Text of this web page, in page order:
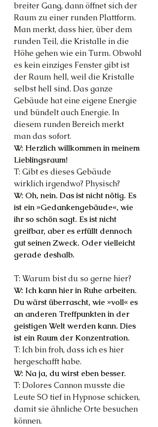
breiter Gang, dann öffnet sich der
Raum zu einer runden Plattform.
Man merkt, dass hier, über dem
runden Teil, die Kristalle in die
Höhe gehen wie ein Turm. Obwohl
es kein einziges Fenster gibt ist
der Raum hell, weil die Kristalle
selbst hell sind. Das ganze
Gebäude hat eine eigene Energie
und bündelt auch Energie. In
diesem runden Bereich merkt
man das sofort.
W: Herzlich willkommen in meinem
Lieblingsraum!
T: Gibt es dieses Gebäude
wirklich irgendwo? Physisch?
W: Oh, nein. Das ist nicht nötig. Es
ist ein »Gedankengebäude«, wie
ihr so schön sagt. Es ist nicht
greifbar, aber es erfüllt dennoch
gut seinen Zweck. Oder vielleicht
gerade deshalb.
T: Warum bist du so gerne hier?
W: Ich kann hier in Ruhe arbeiten.
Du wärst überrascht, wie »voll« es
an anderen Treffpunkten in der
geistigen Welt werden kann. Dies
ist ein Raum der Konzentration.
T: Ich bin froh, dass ich es hier
hergeschafft habe.
W: Na ja, du wirst eben besser.
T: Dolores Cannon musste die
Leute SO tief in Hypnose schicken,
damit sie ähnliche Orte besuchen
können.